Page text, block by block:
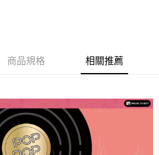
上)免運費
用7-11取貨付款配送，請使用全家
以上)免運費
商品規格 相關推薦